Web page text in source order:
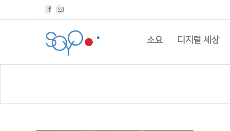
Facebook
소요 디지털 세상